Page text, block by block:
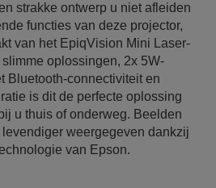
strakke ontwerp u niet afleiden
functies van deze projector,
van het EpiqVision Mini Laser-
oplossingen, 2x 5W-
Bluetooth-connectiviteit en
is dit de perfecte oplossing
u thuis of onderweg. Beelden
weergegeven dankzij
van Epson.